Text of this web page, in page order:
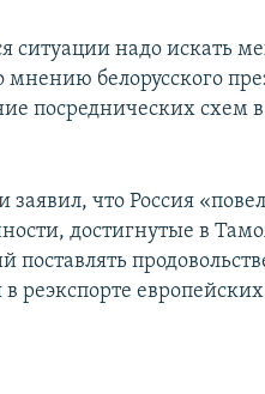
ситуации надо искать
белорусского
посреднических схем в
что Россия
достигнутые в
поставлять
реэкспорте